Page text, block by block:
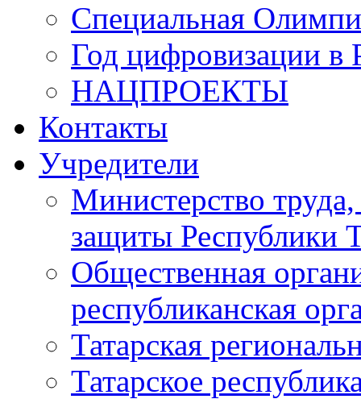
Специальная
Год цифровизации в
НАЦПРОЕКТЫ
Контакты
Учредители
Министерство
защиты Республики
Общественная
республиканская
Татарская
Татарское